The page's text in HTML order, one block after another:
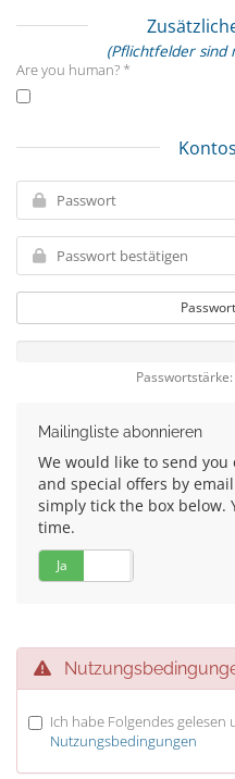
(Pflichtfelder sind
Are you human? *
Mailingliste abonnieren
We would like to send
and special offers by
simply tick the box below.
time.
Ja
Ich habe Folgendes
Nutzungsbedingungen